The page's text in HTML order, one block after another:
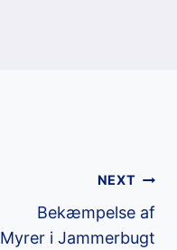
NEXT
Bekæmpelse af
Myrer i Jammerbugt